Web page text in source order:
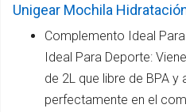
Unigear Mochila
Complemento Ideal
Ideal Para Deporte:
de 2L que libre de BPA
perfectamente en el